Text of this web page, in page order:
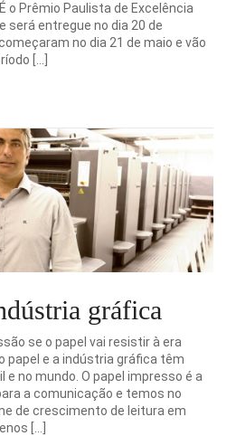
o Prêmio Paulista de Excelência
será entregue no dia 20 de
no dia 21 de maio e vão
[…]
gráfica
se o papel vai resistir à era
papel e a indústria gráfica têm
no mundo. O papel impresso é a
a comunicação e temos no
de crescimento de leitura em
[…]